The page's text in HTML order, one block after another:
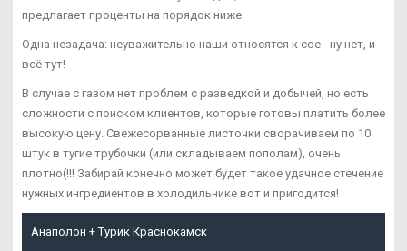
предлагает проценты на порядок ниже.
Одна незадача: неуважительно наши относятся к сое - ну нет, и
всё тут!
В случае с газом нет проблем с разведкой и добычей, но есть
сложности с поиском клиентов, которые готовы платить более
высокую цену. Свежесорванные листочки сворачиваем по 10
штук в тугие трубочки (или складываем пополам), очень
плотно(!!! Забирай конечно может будет такое удачное стечение
нужных ингредиентов в холодильнике вот и пригодится!
Анаполон + Турик Краснокамск